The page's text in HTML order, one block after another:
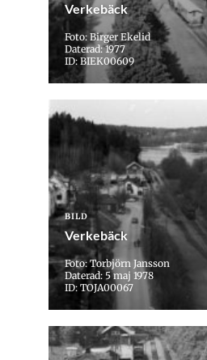
Verkebäck
Foto: Birger Ekelid
Daterad: 1977
ID: BIEK00609
BILD
Verkebäck
Foto: Torbjörn Jansson
Daterad: 5 maj 1978
ID: TOJA00067